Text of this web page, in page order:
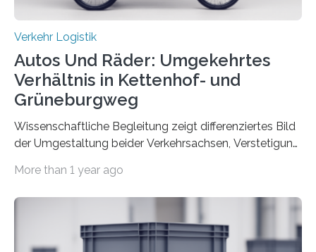
Verkehr Logistik
Autos Und Räder: Umgekehrtes
Verhältnis in Kettenhof- und
Grüneburgweg
Wissenschaftliche Begleitung zeigt differenziertes Bild
der Umgestaltung beider Verkehrsachsen, Verstetigung
fördern sowie die Wohn- und Aufenthaltsqualität zu
an der Achse Kettenhofweg/Robert-Mayer-Straße
durch. Wie diese angenommen werden und was sie
More than 1 year ago